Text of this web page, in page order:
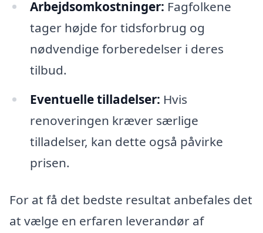
Arbejdsomkostninger: Fagfolkene
tager højde for tidsforbrug og
nødvendige forberedelser i deres
tilbud.
Eventuelle tilladelser: Hvis
renoveringen kræver særlige
tilladelser, kan dette også påvirke
prisen.
For at få det bedste resultat anbefales det
at vælge en erfaren leverandør af